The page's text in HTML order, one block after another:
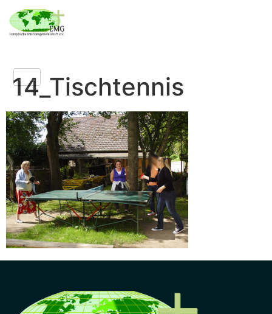
14_Tischtennis